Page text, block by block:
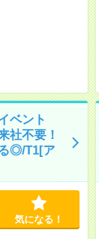
ベント
社不要！
◎/T1[ア
気になる！